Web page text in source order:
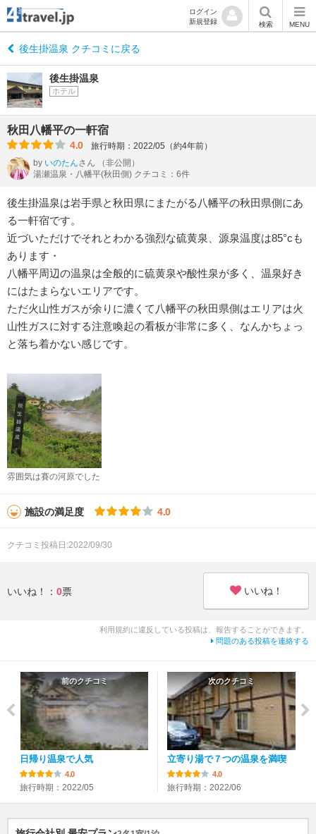
ログイン
新規登録
検索 MENU
後生掛温泉 クチコミに戻る
後生掛温泉
ホテル
秋田八幡平の一軒宿
4.0
旅行時期：2022/05（約4年前）
by いのたんさん
（非公開）
湯瀬温泉・八幡平(秋田側) クチコミ：6件
後生掛温泉は岩手県と秋田県にまたがる八幡平の秋田県側にあ
る一軒宿です。
近づいただけでそれとわかる強烈な硫黄泉、源泉温度は85°cも
あります・
八幡平周辺の温泉は全般的に硫黄泉や酸性泉が多く、温泉好き
にはたまらないエリアです。
ただ火山性ガスが余りに濃くて八幡平の秋田県側はエリアは火
山性ガスに対する注意喚起の看板が非常に多く、なんかちょっ
と落ち着かない感じです。
雰囲気は賽の河原でした
施設の満足度 4.0
クチコミ投稿日:2022/09/30
いいね！： 0票 いいね！
利用規約に違反している投稿は、報告することができます。
問題のある投稿を連絡する
前のクチコミ
日帰り温泉で人気
4.0
旅行時期：2022/05
次のクチコミ
立寄り湯で７つの温泉を満喫
4.0
旅行時期：2022/06